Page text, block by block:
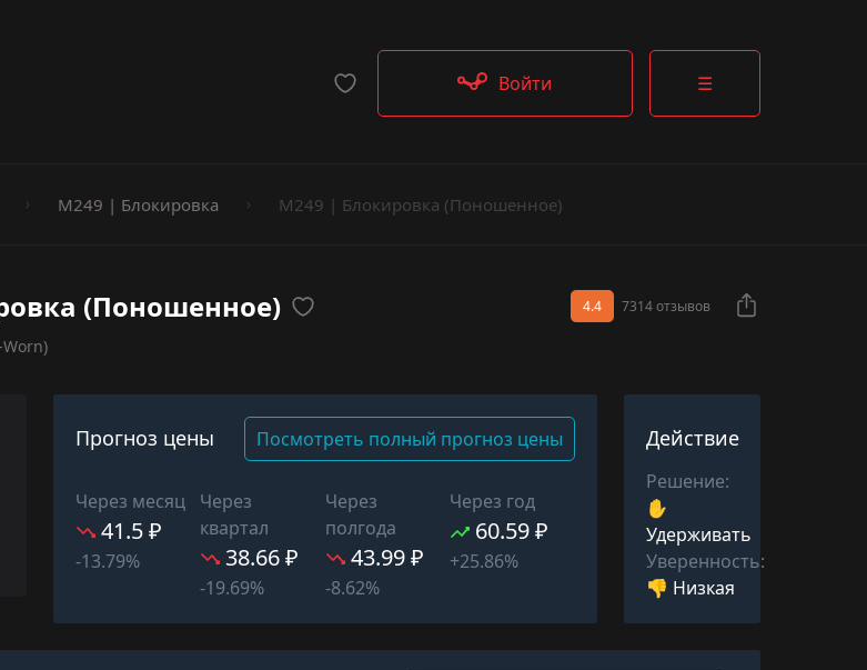
☰
Войти
M249 | Блокировка M249 | Блокировка (Поношенное)
(Поношенное) 4.4 7314 отзывов
Прогноз цены Посмотреть полный прогноз цены
Через месяц
41.5 ₽
-13.79%
Через
квартал
38.66 ₽
-19.69%
Через
полгода
43.99 ₽
-8.62%
Через год
60.59 ₽
+25.86%
Действие
Решение:
✋
Удерживать
Уверенность:
👎 Низкая